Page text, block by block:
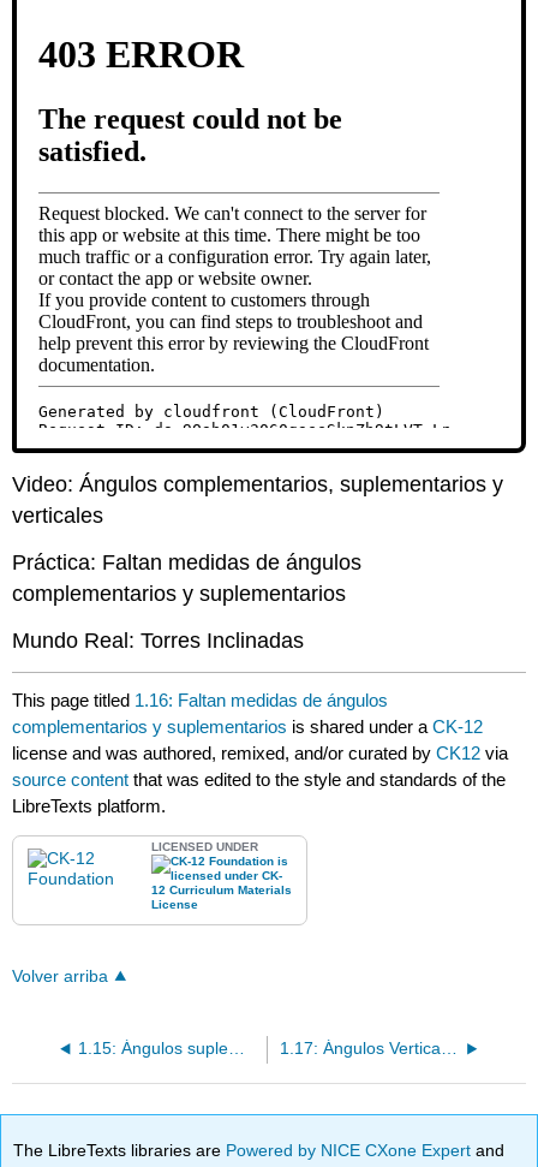
Video: Ángulos complementarios, suplementarios y
verticales
Práctica: Faltan medidas de ángulos
complementarios y suplementarios
Mundo Real: Torres Inclinadas
This page titled 1.16: Faltan medidas de ángulos
complementarios y suplementarios is shared under aCK-12
license and was authored, remixed, and/or curated byCK12 via
source content that was edited to the style and standards of the
LibreTexts platform.
LICENSED UNDER
Volver arriba
1.15: Ángulos suplementarios 1.17: Ángulos Verticales
The LibreTexts libraries are Powered by NICE CXone Expertand